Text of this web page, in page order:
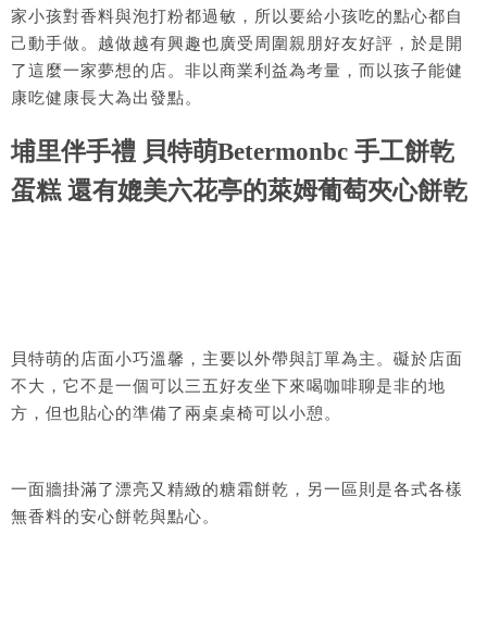
家小孩對香料與泡打粉都過敏，所以要給小孩吃的點心都自
己動手做。越做越有興趣也廣受周圍親朋好友好評，於是開
了這麼一家夢想的店。非以商業利益為考量，而以孩子能健
康吃健康長大為出發點。
埔里伴手禮 貝特萌Betermonbc 手工餅乾
蛋糕 還有媲美六花亭的萊姆葡萄夾心餅乾
貝特萌的店面小巧溫馨，主要以外帶與訂單為主。礙於店面
不大，它不是一個可以三五好友坐下來喝咖啡聊是非的地
方，但也貼心的準備了兩桌桌椅可以小憩。
一面牆掛滿了漂亮又精緻的糖霜餅乾，另一區則是各式各樣
無香料的安心餅乾與點心。